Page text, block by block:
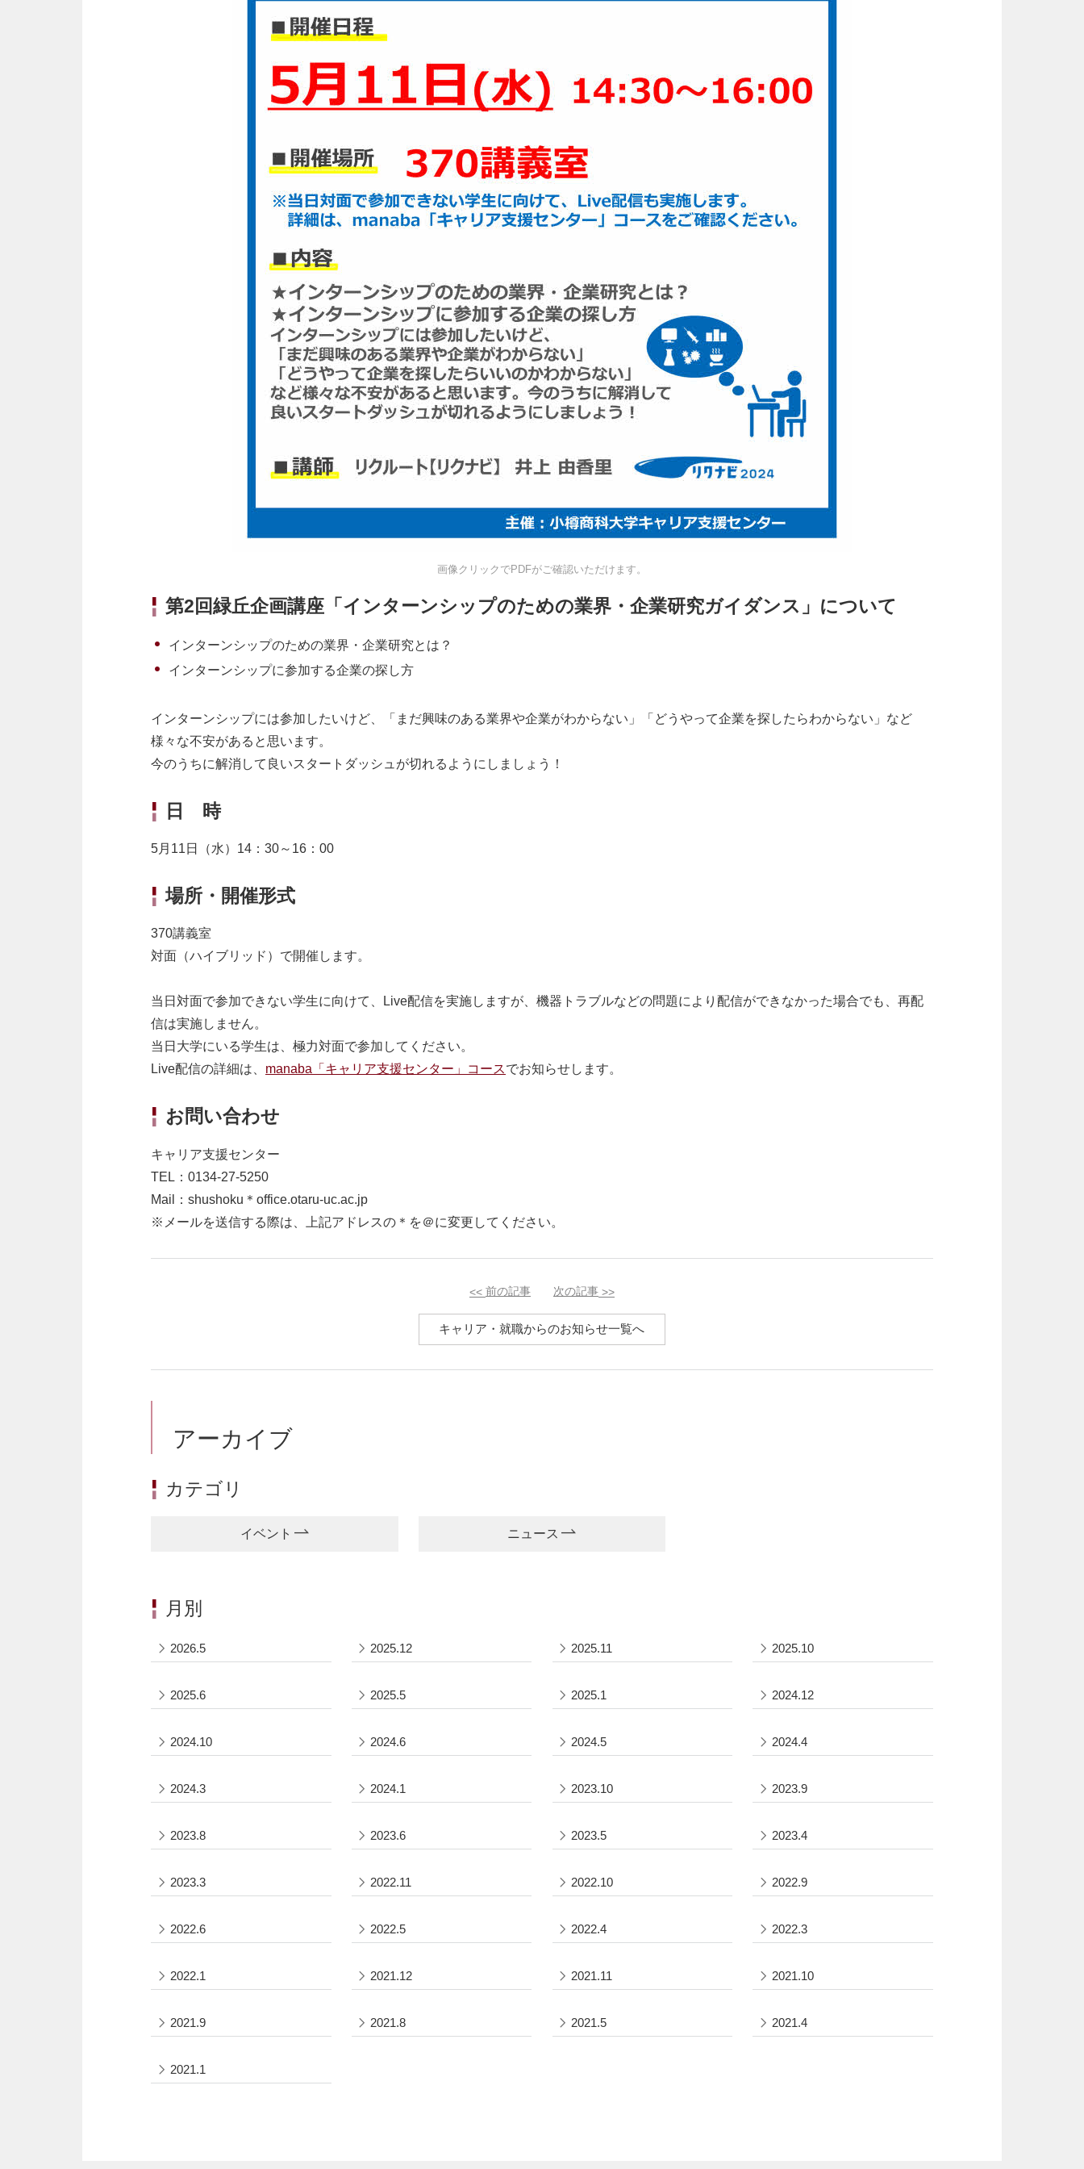
画像クリックでPDFがご確認いただけます。
第2回緑丘企画講座「インターンシップのための業界・企業研究ガイダンス」について
インターンシップのための業界・企業研究とは？
インターンシップに参加する企業の探し方
インターンシップには参加したいけど、「まだ興味のある業界や企業がわからない」「どうやって企業を探したらわからない」など
様々な不安があると思います。
今のうちに解消して良いスタートダッシュが切れるようにしましょう！
日 時
5月 11 日（水） 14 ： 30～ 16 ： 00
場所・開催形式
370講義室
対面（ハイブリッド）で開催します。
当日対面で参加できない学生に向けて、 Live配信を実施しますが、機器トラブルなどの問題により配信ができなかった場合でも、再配
信は実施しません。
当日大学にいる学生は、極力対面で参加してください。
Live配信の詳細は、 manaba「キャリア支援センター」コースでお知らせします。
お問い合わせ
キャリア支援センター
TEL ： 0134-27-5250
Mail
： shushoku ＊ office.otaru-uc.ac.jp
※メールを送信する際は、上記アドレスの＊を＠に変更してください。
<< 前の記事 次の記事 >>
キャリア・就職からのお知らせ一覧へ
アーカイブ
カテゴリ
イベント ニュース
月別
2026.5 2025.12 2025.11 2025.10
2025.6 2025.5 2025.1 2024.12
2024.10 2024.6 2024.5 2024.4
2024.3 2024.1 2023.10 2023.9
2023.8 2023.6 2023.5 2023.4
2023.3 2022.11 2022.10 2022.9
2022.6 2022.5 2022.4 2022.3
2022.1 2021.12 2021.11 2021.10
2021.9 2021.8 2021.5 2021.4
2021.1